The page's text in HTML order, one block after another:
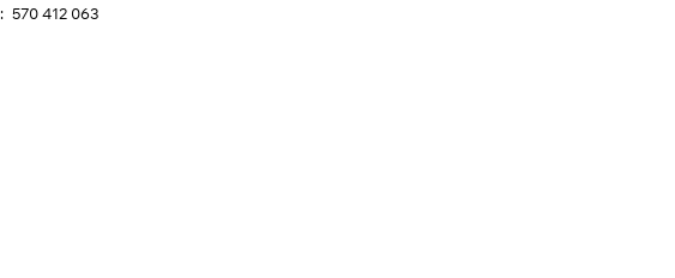
: 570 412 063